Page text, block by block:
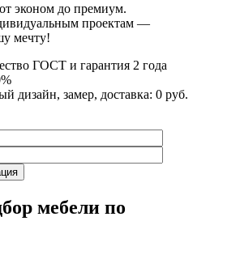
эконом до премиум.
проектам —
мечту!
ГОСТ и гарантия 2 года
дизайн, замер, доставка: 0 руб.
мебели по